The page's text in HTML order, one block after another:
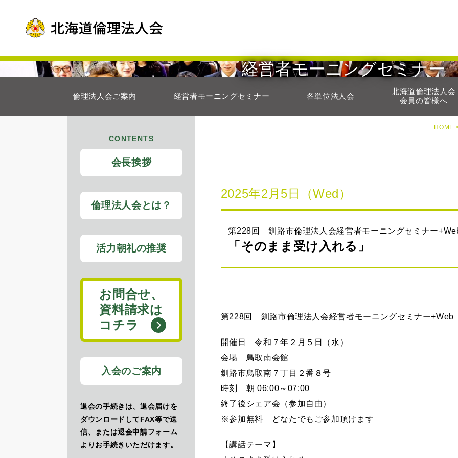
経営者モーニングセミナー
倫理法人会ご案内 経営者モーニングセミナー 各単位法人会
北海道倫理法人会
会員の皆様へ
HOME
2025年2月5日（Wed）
第228回 釧路市倫理法人会経営者モーニングセミナー
「そのまま受け入れる」
第228回 釧路市倫理法人会経営者モーニングセミナー+Web
開催日 令和７年２月５日（水）
会場 鳥取南会館
釧路市鳥取南７丁目２番８号
時刻 朝 06:00～07:00
終了後シェア会（参加自由）
※参加無料 どなたでもご参加頂けます
【講話テーマ】
CONTENTS
会長挨拶
倫理法人会とは？
活力朝礼の推奨
お問合せ、
資料請求は
コチラ
入会のご案内
退会の手続きは、退会届けを
ダウンロードしてFAX等で送
信、または退会申請フォーム
よりお手続きいただけます。